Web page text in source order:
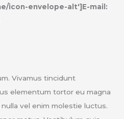
icon-envelope-alt']E-mail:
Vivamus tincidunt
elementum tortor eu magna
vel enim molestie luctus.